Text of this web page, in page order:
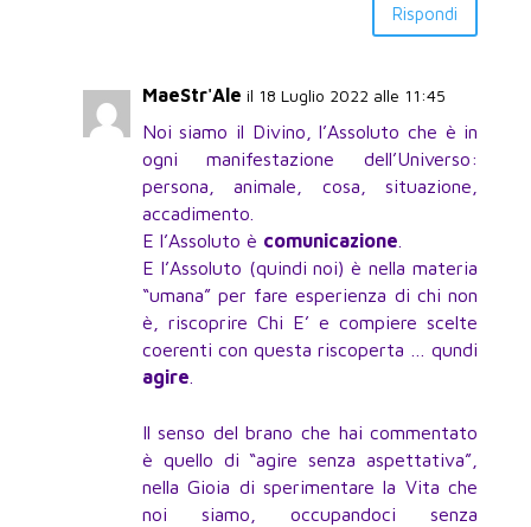
Rispondi
MaeStr'Ale il 18 Luglio 2022 alle 11:45
Noi siamo il Divino, l’Assoluto che è in
ogni manifestazione dell’Universo:
persona, animale, cosa, situazione,
accadimento.
E l’Assoluto è comunicazione
E l’Assoluto (quindi noi) è nella materia
“umana” per fare esperienza di chi non
è, riscoprire Chi E’ e compiere scelte
coerenti con questa riscoperta … qundi
agire
Il senso del brano che hai commentato
è quello di “agire senza aspettativa”,
nella Gioia di sperimentare la Vita che
noi siamo, occupandoci senza